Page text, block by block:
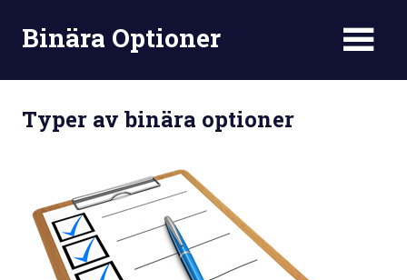
Binära Optioner
Typer av binära optioner